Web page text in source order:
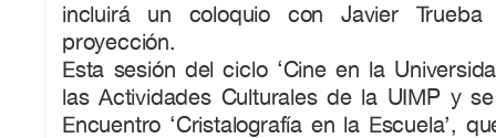
incluirá un coloquio con Javier
proyección.
Esta sesión del ciclo ‘Cine en la
las Actividades Culturales de la UIMP y
Encuentro ‘Cristalografía en la Escuela’,